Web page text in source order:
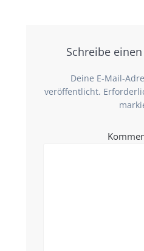
Schreibe
Deine E-Mail-
veröffentlicht.